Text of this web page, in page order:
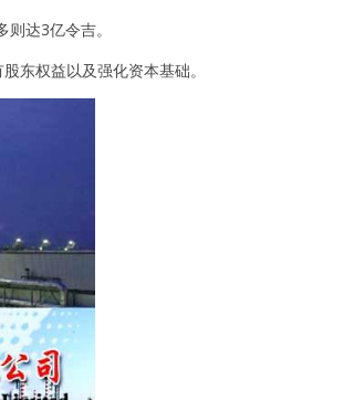
达3亿令吉。
东权益以及强化资本基础。